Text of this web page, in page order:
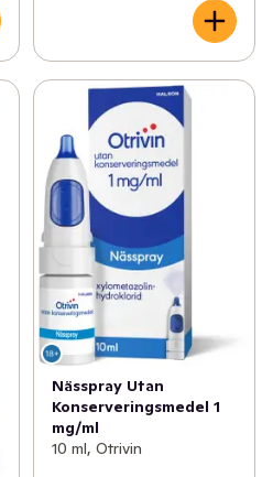
Nässpray Utan
Konserveringsmedel 1
mg/ml
10 ml, Otrivin